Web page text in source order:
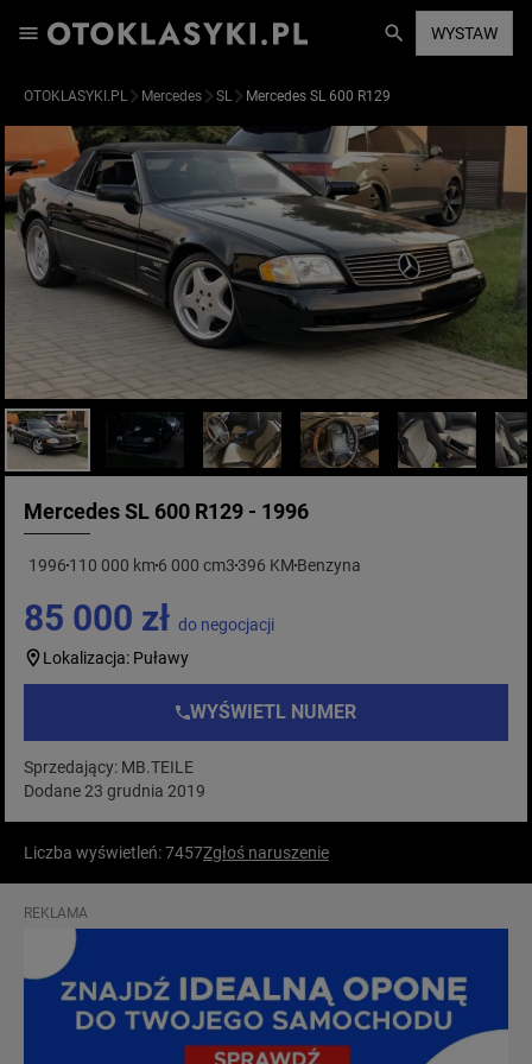
WYSTAW
OTOKLASYKI.PL Mercedes SL Mercedes SL 600 R129
Mercedes SL 600 R129 - 1996
1996 110 000 km6 000 cm3 396 KM Benzyna
85 000 zł do negocjacji
Lokalizacja: Puławy
WYŚWIETL NUMER
Sprzedający: MB.TEILE
Dodane 23 grudnia 2019
Liczba wyświetleń: 7457Zgłoś naruszenie
REKLAMA